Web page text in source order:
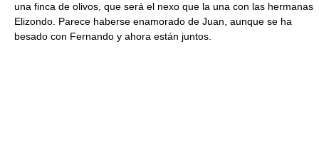
una finca de olivos, que será el nexo que la una con las hermanas
Elizondo. Parece haberse enamorado de Juan, aunque se ha
besado con Fernando y ahora están juntos.